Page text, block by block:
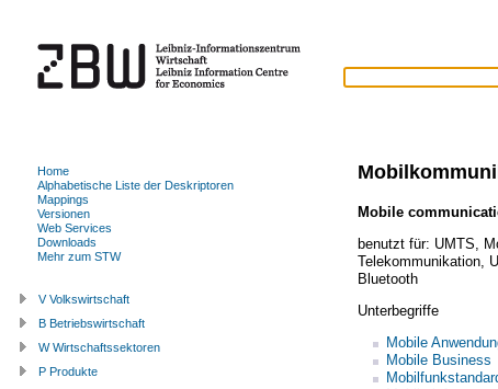
Mobile
benutzt für: UMTS
Telekommunikation,
Bluetooth
Unterbegriffe
Mobile
Mobile Business
Home
Alphabetische Liste der Deskriptoren
Mappings
Versionen
Web Services
Downloads
Mehr zum STW
V Volkswirtschaft
B Betriebswirtschaft
W Wirtschaftssektoren
P Produkte